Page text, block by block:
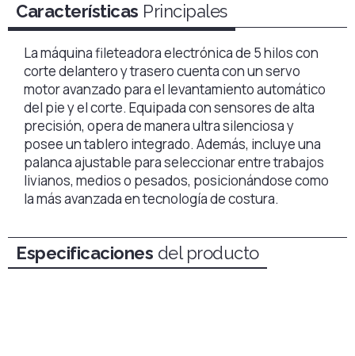
Características Principales
La máquina fileteadora electrónica de 5 hilos con
corte delantero y trasero cuenta con un servo
motor avanzado para el levantamiento automático
del pie y el corte. Equipada con sensores de alta
precisión, opera de manera ultra silenciosa y
posee un tablero integrado. Además, incluye una
palanca ajustable para seleccionar entre trabajos
livianos, medios o pesados, posicionándose como
la más avanzada en tecnología de costura.
Especificaciones del producto